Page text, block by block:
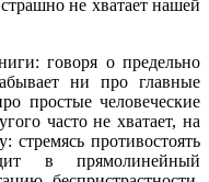
не хватает нашей
говоря о предельно
ни про главные
простые человеческие
часто не хватает, на
стремясь противостоять
в прямолинейный